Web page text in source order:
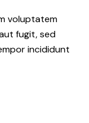
voluptatem
fugit, sed
incididunt